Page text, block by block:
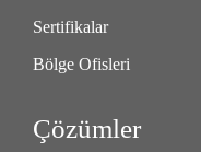
Sertifikalar
Bölge Ofisleri
Çözümler